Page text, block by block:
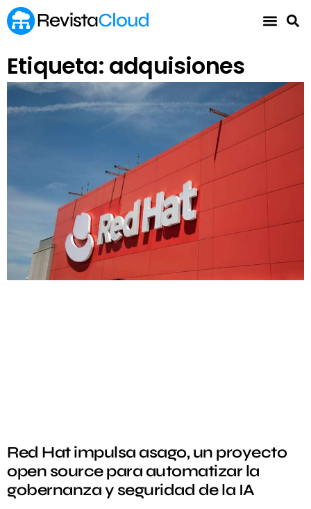
Etiqueta: adquisiones
Red Hat impulsa asago, un proyecto
open source para automatizar la
gobernanza y seguridad de la IA